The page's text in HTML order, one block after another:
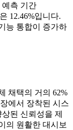
예측 기간
12.46%입니다.
능 통합이 증가하
채택의 거의 62%
에서 장착된 시스
된 신뢰성을 제
의 원활한 대시보